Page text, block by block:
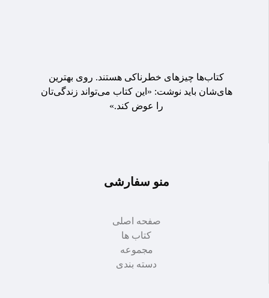
کتاب‌ها چیزهای خطرناکی هستند. روی بهترین
های‌شان باید نوشت: «این کتاب می‌تواند زندگی‌تان
را عوض کند.»
منو سفارشی
صفحه اصلی
کتاب ها
مجموعه
دسته بندی